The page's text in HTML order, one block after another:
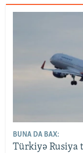
BUNA DA BAX:
Türkiyə Rusiya